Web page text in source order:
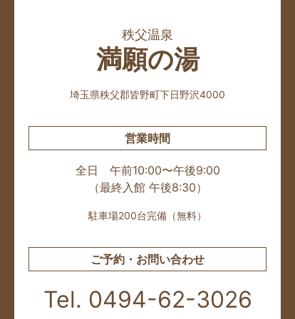
秩父温泉
満願の湯
埼玉県秩父郡皆野町下日野沢4000
営業時間
全日 午前10:00〜午後9:00
（最終入館 午後8:30）
駐車場200台完備（無料）
ご予約・お問い合わせ
Tel. 0494-62-3026